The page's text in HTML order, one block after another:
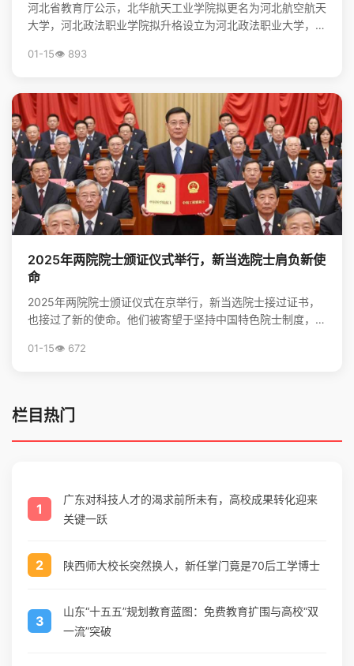
河北省教育厅公示，北华航天工业学院拟更名为河北航空航天
大学，河北政法职业学院拟升格设立为河北政法职业大学，标
01-15👁️ 893
2025年两院院士颁证仪式举行，新当选院士肩负新使
命
2025年两院院士颁证仪式在京举行，新当选院士接过证书，
也接过了新的使命。他们被寄望于坚持中国特色院士制度，勇
01-15👁️ 672
栏目热门
1
广东对科技人才的渴求前所未有，高校成果转化迎来
关键一跃
2 陕西师大校长突然换人，新任掌门竟是70后工学博士
3
山东“十五五”规划教育蓝图：免费教育扩围与高校“双
一流”突破